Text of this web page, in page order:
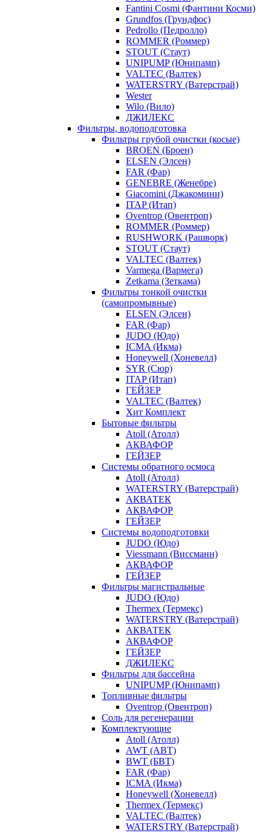
Fantini Cosmi (Фантини Косми)
Grundfos (Грундфос)
Pedrollo (Педролло)
ROMMER (Роммер)
STOUT (Стаут)
UNIPUMP (Юнипамп)
VALTEC (Валтек)
WATERSTRY (Ватерстрай)
Wester
Wilo (Вило)
ДЖИЛЕКС
Фильтры, водоподготовка
Фильтры грубой очистки (косые)
BROEN (Броен)
ELSEN (Элсен)
FAR (Фар)
GENEBRE (Женебре)
Giacomini (Джакомини)
ITAP (Итап)
Oventrop (Овентроп)
ROMMER (Роммер)
RUSHWORK (Рашворк)
STOUT (Стаут)
VALTEC (Валтек)
Varmega (Вармега)
Zetkama (Зеткама)
Фильтры тонкой очистки
(самопромывные)
ELSEN (Элсен)
FAR (Фар)
JUDO (Юдо)
ICMA (Икма)
Honeywell (Хоневелл)
SYR (Сюр)
ITAP (Итап)
ГЕЙЗЕР
VALTEC (Валтек)
Хит Комплект
Бытовые фильтры
Atoll (Атолл)
АКВАФОР
ГЕЙЗЕР
Системы обратного осмоса
Atoll (Атолл)
WATERSTRY (Ватерстрай)
АКВАТЕК
АКВАФОР
ГЕЙЗЕР
Системы водоподготовки
JUDO (Юдо)
Viessmann (Виссманн)
АКВАФОР
ГЕЙЗЕР
Фильтры магистральные
JUDO (Юдо)
Thermex (Термекс)
WATERSTRY (Ватерстрай)
АКВАТЕК
АКВАФОР
ГЕЙЗЕР
ДЖИЛЕКС
Фильтры для бассейна
UNIPUMP (Юнипамп)
Топливные фильтры
Oventrop (Овентроп)
Соль для регенерации
Комплектующие
Atoll (Атолл)
AWT (АВТ)
BWT (БВТ)
FAR (Фар)
ICMA (Икма)
Honeywell (Хоневелл)
Thermex (Термекс)
VALTEC (Валтек)
WATERSTRY (Ватерстрай)